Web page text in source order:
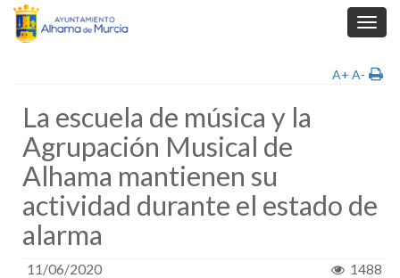
A+ A-
La escuela de música y la
Agrupación Musical de
Alhama mantienen su
actividad durante el estado de
alarma
11/06/2020 1488